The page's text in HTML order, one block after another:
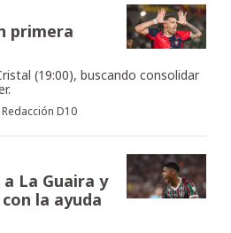
primera
(19:00), buscando consolidar
Redacción D10
La Guaira y
la ayuda